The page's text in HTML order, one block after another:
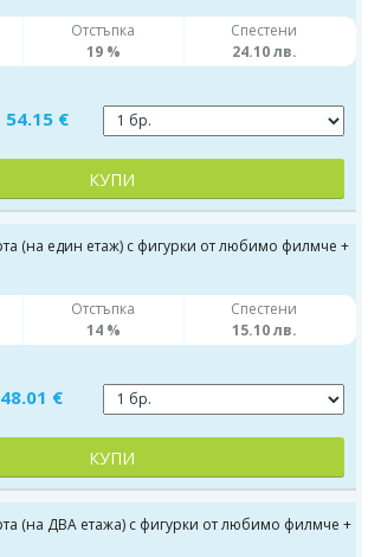
Отстъпка
19 %
Спестени
24.10 лв.
€
КУПИ
(на един етаж) с фигурки от любимо филмче +
Отстъпка
14 %
Спестени
15.10 лв.
€
КУПИ
(на ДВА етажа) с фигурки от любимо филмче +